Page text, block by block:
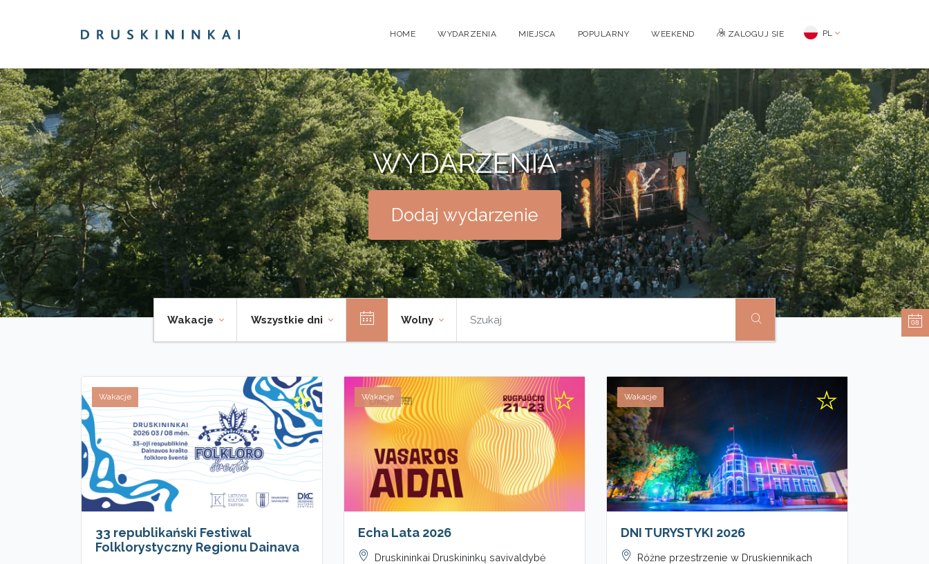
HOME WYDARZENIA MIEJSCA POPULARNY WEEKEND ZALOGUJ SIE PL
WYDARZENIA
Dodaj wydarzenie
Wakacje Wszystkie dni Wolny
Wakacje
33 republikański Festiwal
Folklorystyczny Regionu Dainava
Wakacje
Echa Lata 2026
Druskininkai Druskininkų savivaldybė
Wakacje
DNI TURYSTYKI 2026
Różne przestrzenie w Druskiennikach
08